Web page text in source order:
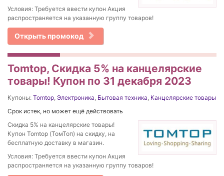
Условия: Требуется ввести купон Акция
распространяется на указанную группу товаров!
Открыть промокод
Tomtop, Скидка 5% на канцелярские
товары! Купон по 31 декабря 2023
Купоны: Tomtop, Электроника, Бытовая техника, Канцелярские товары
Срок истек, но может ещё действовать
Скидка 5% на канцелярские товары!
Купон Tomtop (ТомТоп) на скидку, на
бесплатную доставку в магазин.
Условия: Требуется ввести купон Акция
распространяется на указанную группу товаров!